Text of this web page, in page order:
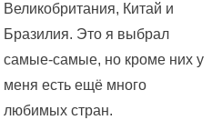
Великобритания, Китай и
Бразилия. Это я выбрал
самые-самые, но кроме них у
меня есть ещё много
любимых стран.